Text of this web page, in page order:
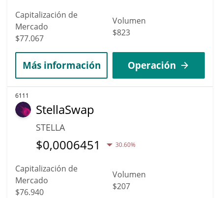
Capitalización de
Mercado
$77.067
Volumen
$823
Más información Operación
6111
StellaSwap
STELLA
$0,0006451 30.60%
Capitalización de
Mercado
$76.940
Volumen
$207